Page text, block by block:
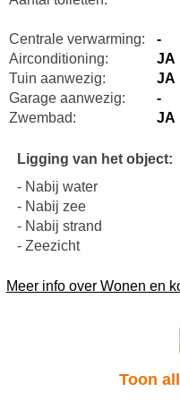
Centrale verwarming:
-
Airconditioning:
JA
Tuin aanwezig:
JA
Garage aanwezig:
-
Zwembad:
JA
Ligging van het object:
- Nabij water
- Nabij zee
- Nabij strand
- Zeezicht
Meer info over Wonen en
Toon